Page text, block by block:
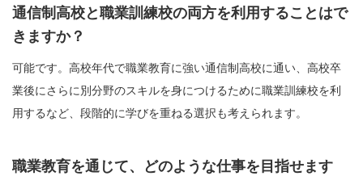
通信制高校と職業訓練校の両方を利用することはで
きますか？
可能です。高校年代で職業教育に強い通信制高校に通い、高校卒
業後にさらに別分野のスキルを身につけるために職業訓練校を利
用するなど、段階的に学びを重ねる選択も考えられます。
職業教育を通じて、どのような仕事を目指せます